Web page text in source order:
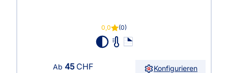
0,0 (0)
Ab 45CHF Konfigurieren